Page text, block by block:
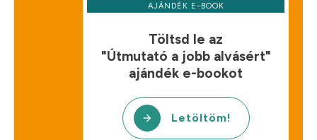
AJÁNDÉK E-BOOK
Töltsd le az
"Útmutató a jobb alvásért"
ajándék e-bookot
Letöltöm!